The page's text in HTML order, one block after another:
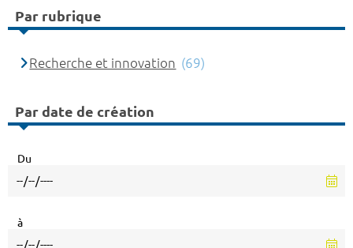
Par rubrique
Recherche et innovation (69)
Par date de création
Du
à